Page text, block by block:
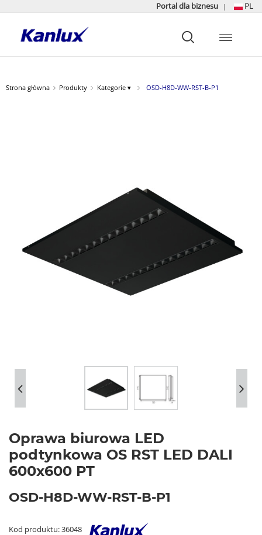
Portal dla biznesu | PL
główna
Strona główna Produkty Kategorie ▾ OSD-H8D-WW-RST-B-P1
Oprawa biurowa LED
podtynkowa OS RST LED DALI
600x600 PT
OSD-H8D-WW-RST-B-P1
Kod produktu: 36048